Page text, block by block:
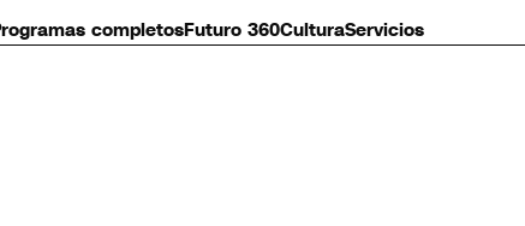
completosFuturo 360CulturaServicios